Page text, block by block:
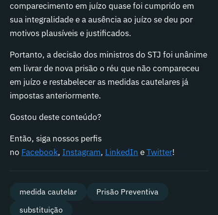
comparecimento em juízo quase foi cumprido em
sua integralidade e a ausência ao juízo se deu por
motivos plausíveis e justificados.
Portanto, a decisão dos ministros do STJ foi unânime
em livrar de nova prisão o réu que não compareceu
em juízo e restabelecer as medidas cautelares já
impostas anteriormente.
Gostou deste conteúdo?
Então, siga nossos perfis
no Facebook, Instagram, LinkedIn eTwitter!
medida cautelar
Prisão Preventiva
substituição